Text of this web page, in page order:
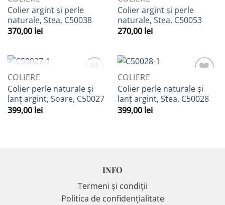
Adaugă
la
Favorite
Colier argint și perle
naturale, Stea, C50038
370,00 lei
Adaugă
la
Favorite
Colier argint și perle
naturale, Stea, C50053
270,00 lei
Adaugă
la
Favorite
STOC EPUIZAT
COLIERE
Colier perle naturale și
lanț argint, Soare, C50027
399,00 lei
Adaugă
la
Favorite
COLIERE
Colier perle naturale și
lanț argint, Stea, C50028
399,00 lei
INFO
Termeni și condiții
Politica de confidențialitate